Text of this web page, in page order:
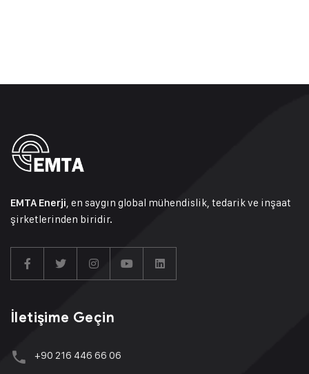
EMTA Enerji, en saygın global mühendislik, tedarik ve inşaat
şirketlerinden biridir.
İletişime Geçin
+90 216 446 66 06